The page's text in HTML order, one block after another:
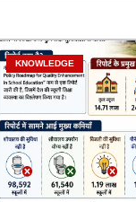
KNOWLEDGE